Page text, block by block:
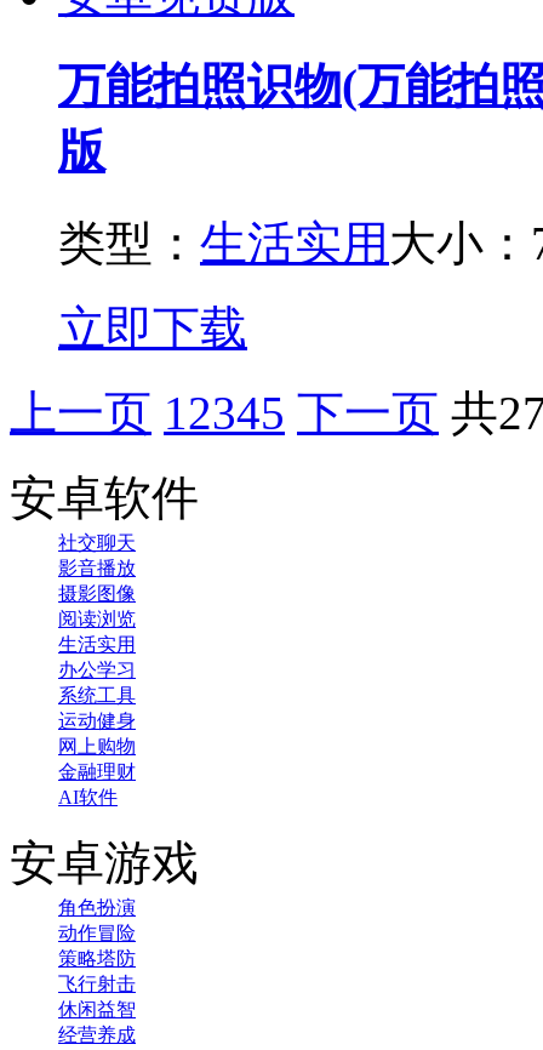
万能拍照识物(万能拍
版
类型： 生活实用 大小：
立即下载
上一页 12345 下一页 共
安卓软件
社交聊天
影音播放
摄影图像
阅读浏览
生活实用
办公学习
系统工具
运动健身
网上购物
金融理财
AI软件
安卓游戏
角色扮演
动作冒险
策略塔防
飞行射击
休闲益智
经营养成